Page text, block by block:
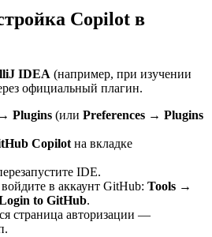
Copilot в
IDEA (например, при изучении
официальный плагин.
Plugins (или Preferences → Plugins
Copilot на вкладке
IDE.
в аккаунт GitHub: Tools →
to GitHub.
страница авторизации —